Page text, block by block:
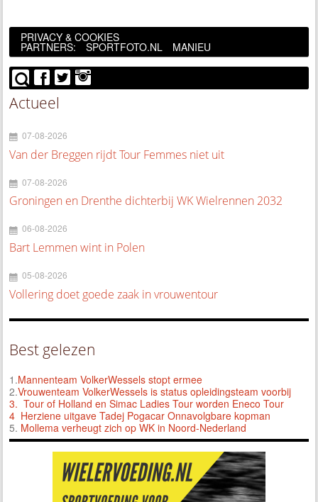
PRIVACY & COOKIES
PARTNERS: SPORTFOTO.NL MANIEU
Actueel
07-08-2026
Van der Breggen rijdt Tour Femmes niet uit
07-08-2026
Groningen en Drenthe dichterbij WK Wielrennen 2032
06-08-2026
Bart Lemmen wint in Polen
05-08-2026
Vollering doet goede zaak in vrouwentour
Best gelezen
1.Mannenteam VolkerWessels stopt ermee
2.Vrouwenteam VolkerWessels is status opleidingsteam voorbij
3. Tour of Holland en Simac Ladies Tour worden Eneco Tour
4 Herziene uitgave Tadej Pogacar Onnavolgbare kopman
5. Mollema verheugt zich op WK in Noord-Nederland